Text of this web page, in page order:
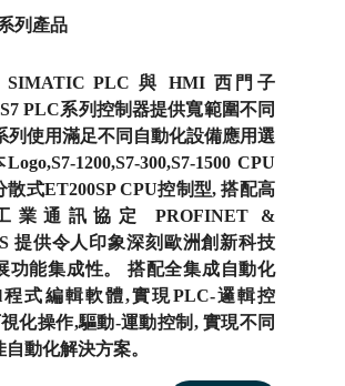
列產品
SIMATIC PLC 與 HMI 西門子
PLC系列控制器提供寬範圍不同
列使用滿足不同自動化設備應用選
1200,S7-300,S7-1500 CPU
散式ET200SP CPU控制型, 搭配高
業通訊協定 PROFINET &
提供令人印象深刻歐洲創新科技
功能集成性。 搭配全集成自動化
程式編輯軟體,實現PLC-邏輯控
化操作,驅動-運動控制, 實現不同
動化解決方案。